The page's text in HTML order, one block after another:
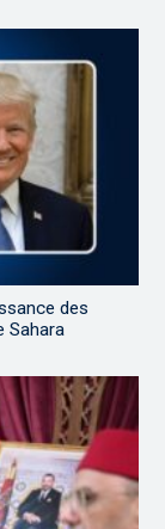
des
Sahara